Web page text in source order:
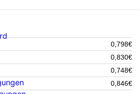
0,798€
0,830€
0,748€
0,846€